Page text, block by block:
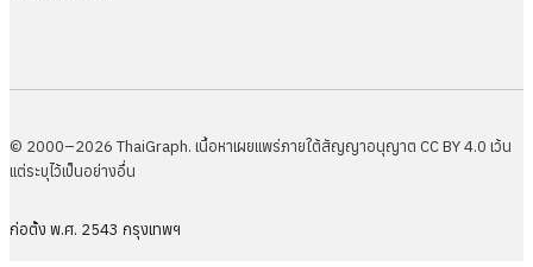
© 2000–2026 ThaiGraph. เนื้อหาเผยแพร่ภายใต้สัญญาอนุญาต CC BY 4.0 เว้น
แต่ระบุไว้เป็นอย่างอื่น
ก่อตั้ง พ.ศ. 2543 กรุงเทพฯ